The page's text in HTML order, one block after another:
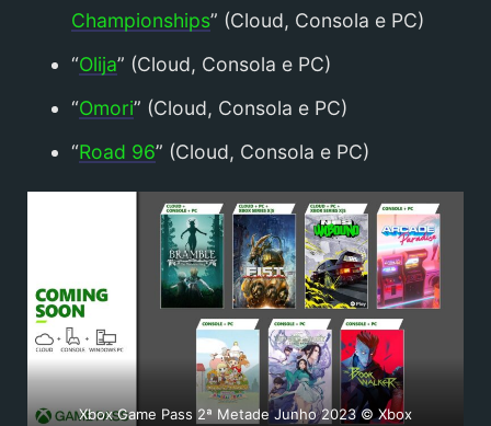
Championships” (Cloud, Consola e PC)
“Olija” (Cloud, Consola e PC)
“Omori” (Cloud, Consola e PC)
“Road 96” (Cloud, Consola e PC)
Xbox Game Pass 2ª Metade Junho 2023 © Xbox